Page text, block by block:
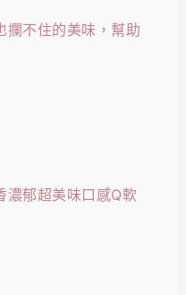
攔不住的美味，幫助
濃郁超美味口感Q軟